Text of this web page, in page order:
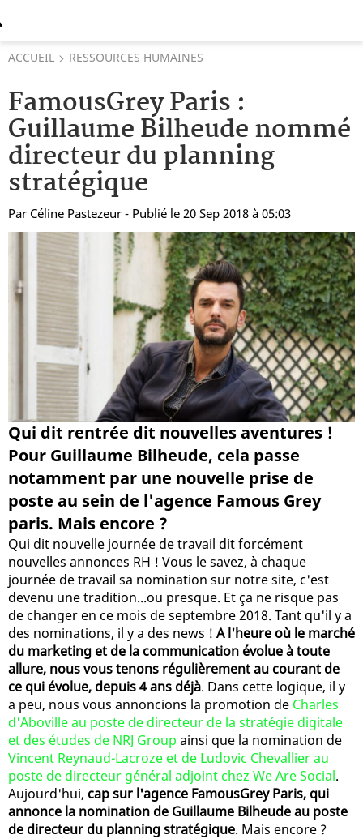
ACCUEIL RESSOURCES HUMAINES
FamousGrey Paris :
Guillaume Bilheude nommé
directeur du planning
stratégique
Par Céline Pastezeur - Publié le 20 Sep 2018 à 05:03
Qui dit rentrée dit nouvelles aventures !
Pour Guillaume Bilheude, cela passe
notamment par une nouvelle prise de
poste au sein de l'agence Famous Grey
paris. Mais encore ?
Qui dit nouvelle journée de travail dit forcément
nouvelles annonces RH ! Vous le savez, à chaque
journée de travail sa nomination sur notre site, c'est
devenu une tradition...ou presque. Et ça ne risque pas
de changer en ce mois de septembre 2018. Tant qu'il y a
des nominations, il y a des news ! A l'heure où le marché
du marketing et de la communication évolue à toute
allure, nous vous tenons régulièrement au courant de
ce qui évolue, depuis 4 ans déjà. Dans cette logique, il y
a peu, nous vous annoncions la promotion de Charles
d'Aboville au poste de directeur de la stratégie digitale
et des études de NRJ Group ainsi que la nomination de
Vincent Reynaud-Lacroze et de Ludovic Chevallier au
poste de directeur général adjoint chez We Are Social.
Aujourd'hui, cap sur l'agence FamousGrey Paris, qui
annonce la nomination de Guillaume Bilheude au poste
de directeur du planning stratégique. Mais encore ?